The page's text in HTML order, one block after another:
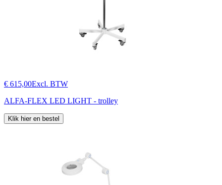
€ 615,00Excl. BTW
ALFA-FLEX LED LIGHT - trolley
Klik hier en bestel